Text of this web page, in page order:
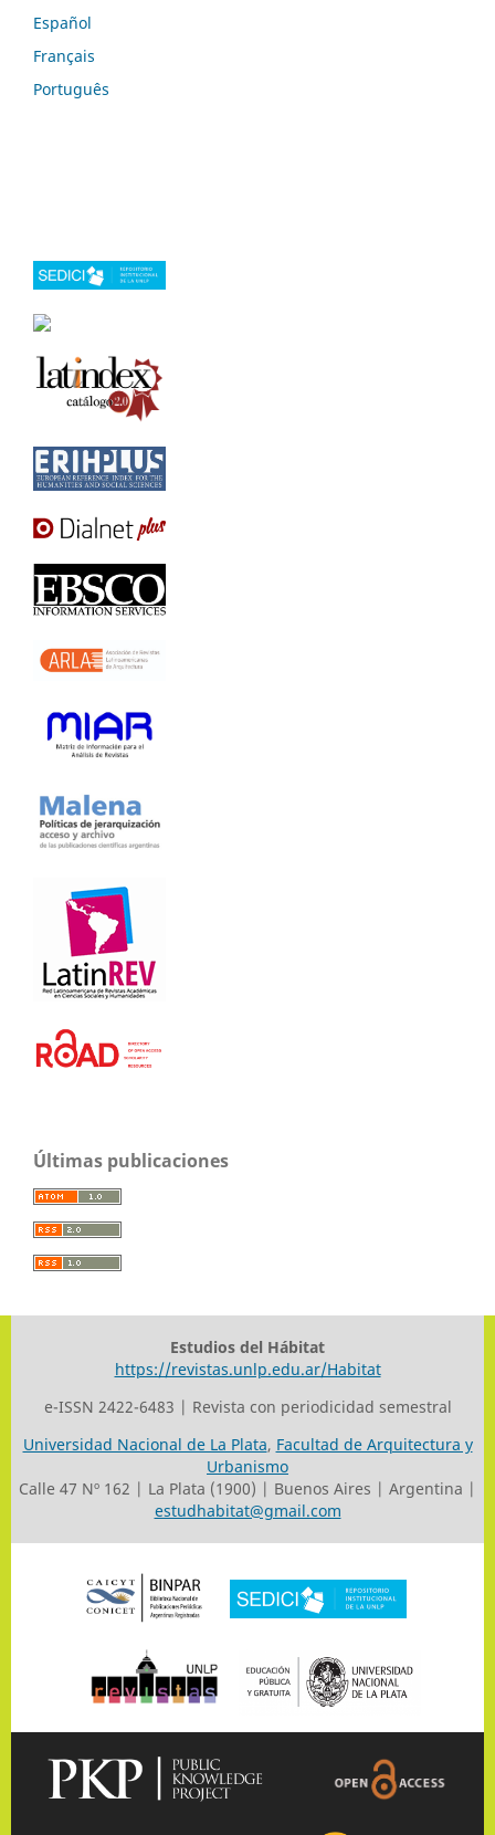
Español
Français
Português
Últimas publicaciones
Estudios del Hábitat
https://revistas.unlp.edu.ar/Habitat
e-ISSN 2422-6483 | Revista con periodicidad semestral
Universidad Nacional de La Plata, Facultad de Arquitectura y
Urbanismo
Calle 47 Nº 162 | La Plata (1900) | Buenos Aires | Argentina |
estudhabitat@gmail.com